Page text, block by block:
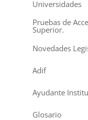
Universidades
Pruebas de
Superior.
Novedades
Adif
Ayudante
Glosario